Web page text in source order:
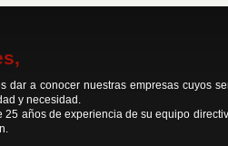
dar a conocer nuestras empresas cuyos
y necesidad.
25 años de experiencia de su equipo